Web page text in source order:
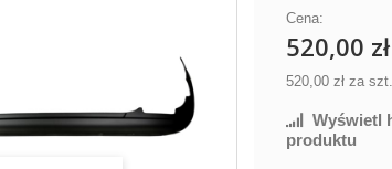
Cena:
520,00 zł
520,00 zł za szt.
Wyświetl
produktu